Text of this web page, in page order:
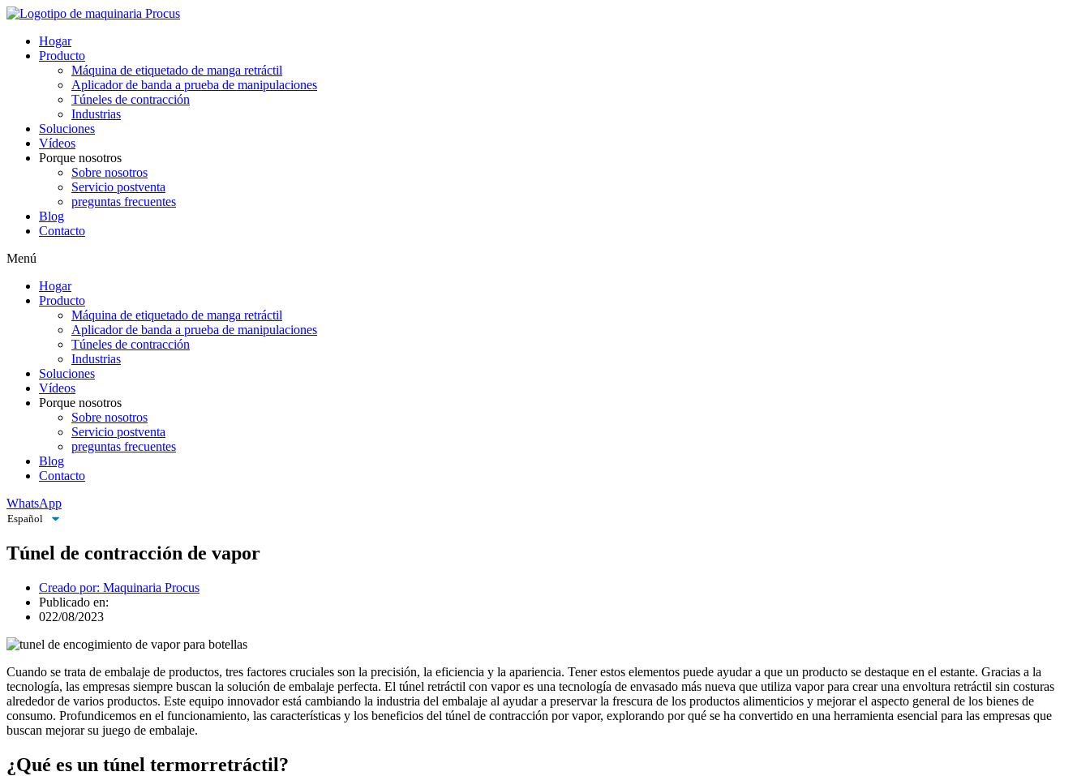
Hogar
Producto
Máquina de etiquetado de manga retráctil
Aplicador de banda a prueba de manipulaciones
Túneles de contracción
Industrias
Soluciones
Vídeos
Porque nosotros
Sobre nosotros
Servicio postventa
preguntas frecuentes
Blog
Contacto
Menú
Hogar
Producto
Máquina de etiquetado de manga retráctil
Aplicador de banda a prueba de manipulaciones
Túneles de contracción
Industrias
Soluciones
Vídeos
Porque nosotros
Sobre nosotros
Servicio postventa
preguntas frecuentes
Blog
Contacto
WhatsApp
Túnel de contracción de vapor
Creado por: Maquinaria Procus
Publicado en:
022/08/2023
Cuando se trata de embalaje de productos, tres factores cruciales son la precisión, la eficiencia y la apariencia. Tener estos elementos puede ayudar a que un producto se destaque en el estante. Gracias a la
tecnología, las empresas siempre buscan la solución de embalaje perfecta. El túnel retráctil con vapor es una tecnología de envasado más nueva que utiliza vapor para crear una envoltura retráctil sin costuras
alrededor de varios productos. Este equipo innovador está cambiando la industria del embalaje al ayudar a preservar la frescura de los productos alimenticios y mejorar el aspecto general de los bienes de
consumo. Profundicemos en el funcionamiento, las características y los beneficios del túnel de contracción por vapor, explorando por qué se ha convertido en una herramienta esencial para las empresas que
buscan mejorar su juego de embalaje.
¿Qué es un túnel termorretráctil?